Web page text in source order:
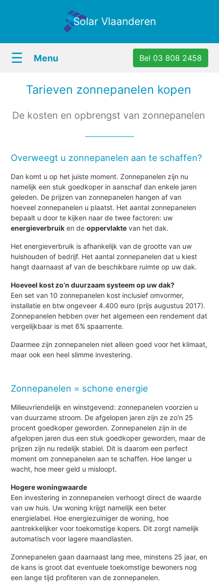
Solar Vlaanderen
☰ Menu Bel 03 808 2458
Tarieven zonnepanelen kopen
De kosten en opbrengst van zonnepanelen
Overweegt u zonnepanelen aan te schaffen?
Dan komt u op het juiste moment. Zonnepanelen zijn nu
namelijk een stuk goedkoper in aanschaf dan enkele jaren
geleden. De prijzen van zonnepanelen hangen af van
hoeveel zonnepanelen u plaatst. Het aantal zonnepanelen
bepaalt u door te kijken naar de twee factoren: uw
energieverbruik en deoppervlakte van het dak.
Het energieverbruik is afhankelijk van de grootte van uw
huishouden of bedrijf. Het aantal zonnepanelen dat u kiest
hangt daarnaast af van de beschikbare ruimte op uw dak.
Hoeveel kost zo’n duurzaam systeem op uw dak?
Een set van 10 zonnepanelen kost inclusief omvormer,
installatie en btw ongeveer 4.400 euro (prijs augustus 2017).
Zonnepanelen hebben over het algemeen een rendement dat
vergelijkbaar is met 6% spaarrente.
Daarmee zijn zonnepanelen niet alleen goed voor het klimaat,
maar ook een heel slimme investering.
Zonnepanelen = schone energie
Milieuvriendelijk en winstgevend: zonnepanelen voorzien u
van duurzame stroom. De afgelopen jaren zijn ze zo'n 25
procent goedkoper geworden. Zonnepanelen zijn in de
afgelopen jaren dus een stuk goedkoper geworden, maar de
prijzen zijn nu redelijk stabiel. Dit is daarom een perfect
moment om zonnepanelen aan te schaffen. Hoe langer u
wacht, hoe meer geld u misloopt.
Hogere woningwaarde
Een investering in zonnepanelen verhoogt direct de waarde
van uw huis. Uw woning krijgt namelijk een beter
energielabel. Hoe energiezuiniger de woning, hoe
aantrekkelijker voor toekomstige kopers. Dit zorgt namelijk
automatisch voor lagere maandlasten.
Zonnepanelen gaan daarnaast lang mee, minstens 25 jaar, en
de kans is groot dat eventuele toekomstige bewoners nog
een lange tijd profiteren van de zonnepanelen.